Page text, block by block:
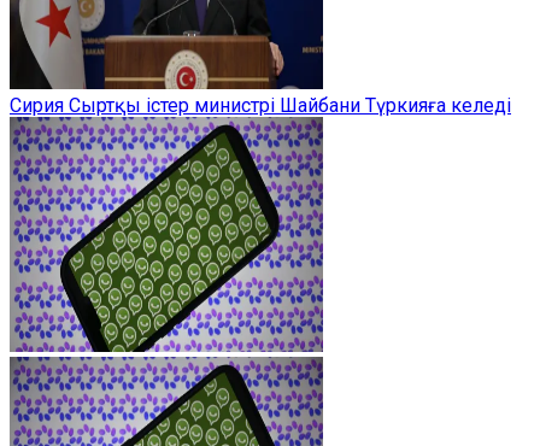
Сирия Сыртқы істер министрі Шайбани Түркияға келеді